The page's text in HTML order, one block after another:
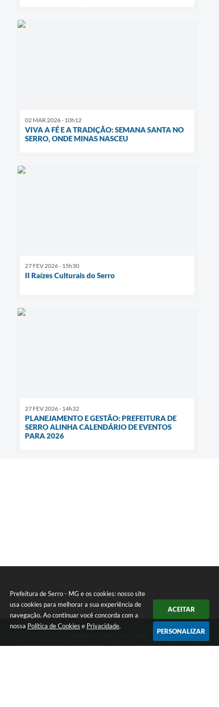
Prefeitura de Serro - MG e os cookies: nosso site
usa cookies para melhorar a sua experiência de
navegação. Ao continuar você concorda com a
nossa Política de Cookies e Privacidade.
ACEITAR
PERSONALIZAR
02 MAR 2026 - 10h12
VIVA A FÉ E A TRADIÇÃO: SEMANA SANTA NO
SERRO, ONDE MINAS NASCEU
27 FEV 2026 - 15h30
II Raízes Culturais do Serro
27 FEV 2026 - 14h32
PLANEJAMENTO E GESTÃO: PREFEITURA DE
SERRO ALINHA CALENDÁRIO DE EVENTOS
PARA 2026
Endereço: Praça João Pinheiro, 154 - Centro | CEP: 39150-000